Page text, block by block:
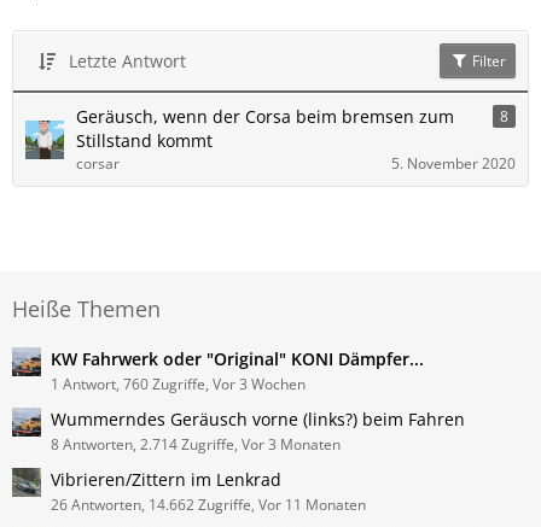
Letzte Antwort Filter
Geräusch, wenn der Corsa beim bremsen zum
Stillstand kommt
8
corsar 5. November 2020
Heiße Themen
KW Fahrwerk oder "Original" KONI Dämpfer...
1 Antwort, 760 Zugriffe, Vor 3 Wochen
Wummerndes Geräusch vorne (links?) beim Fahren
8 Antworten, 2.714 Zugriffe, Vor 3 Monaten
Vibrieren/Zittern im Lenkrad
26 Antworten, 14.662 Zugriffe, Vor 11 Monaten